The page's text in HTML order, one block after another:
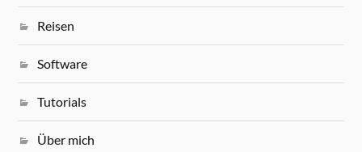
Reisen
Software
Tutorials
Über mich